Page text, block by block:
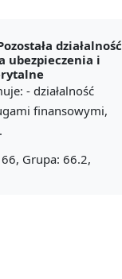
działalność
ubezpieczenia i
- działalność
finansowymi,
66, Grupa: 66.2,